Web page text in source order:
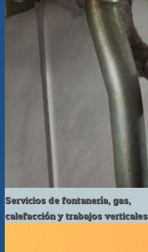
Servicios de fontanería, gas,
calefacción y trabajos verticales